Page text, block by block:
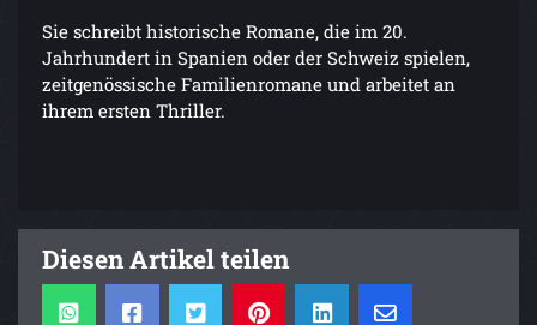
Sie schreibt historische Romane, die im 20.
Jahrhundert in Spanien oder der Schweiz spielen,
zeitgenössische Familienromane und arbeitet an
ihrem ersten Thriller.
Diesen Artikel teilen